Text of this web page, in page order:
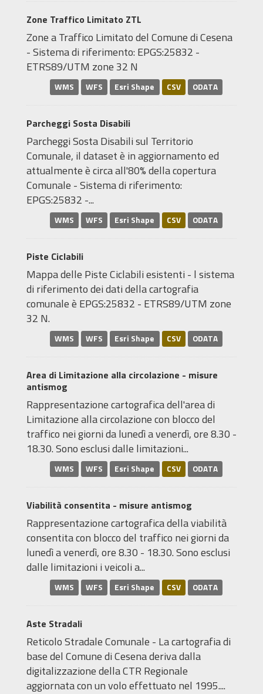
Zone Traffico Limitato ZTL
Zone a Traffico Limitato del Comune di Cesena
- Sistema di riferimento: EPGS:25832 -
ETRS89/UTM zone 32 N
WMS WFS Esri Shape CSV ODATA
Parcheggi Sosta Disabili
Parcheggi Sosta Disabili sul Territorio
Comunale, il dataset è in aggiornamento ed
attualmente è circa all'80% della copertura
Comunale - Sistema di riferimento:
EPGS:25832 -...
WMS WFS Esri Shape CSV ODATA
Piste Ciclabili
Mappa delle Piste Ciclabili esistenti - l sistema
di riferimento dei dati della cartografia
comunale è EPGS:25832 - ETRS89/UTM zone
32 N.
WMS WFS Esri Shape CSV ODATA
Area di Limitazione alla circolazione - misure
antismog
Rappresentazione cartografica dell'area di
Limitazione alla circolazione con blocco del
traffico nei giorni da lunedì a venerdì, ore 8.30 -
18.30. Sono esclusi dalle limitazioni...
WMS WFS Esri Shape CSV ODATA
Viabilità consentita - misure antismog
Rappresentazione cartografica della viabilità
consentita con blocco del traffico nei giorni da
lunedì a venerdì, ore 8.30 - 18.30. Sono esclusi
dalle limitazioni i veicoli a...
WMS WFS Esri Shape CSV ODATA
Aste Stradali
Reticolo Stradale Comunale - La cartografia di
base del Comune di Cesena deriva dalla
digitalizzazione della CTR Regionale
aggiornata con un volo effettuato nel 1995....